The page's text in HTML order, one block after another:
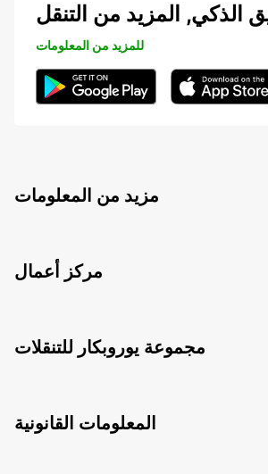
الذكي, المزيد من التنقل
للمزيد من المعلومات
مزيد من المعلومات
مركز أعمال
مجموعة يوروبكار للتنقلات
المعلومات القانونية